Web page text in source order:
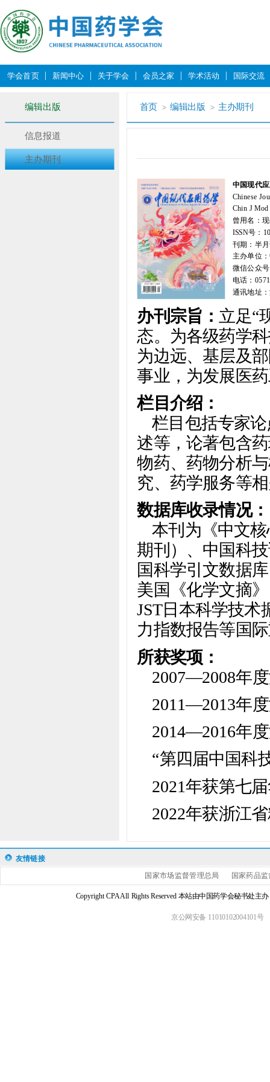
学会首页 新闻中心 关于学会 会员之家 学术活动 国际交流
编辑出版
信息报道
主办期刊
首页 编辑出版 主办期刊
中国现代
Chinese
Chin J
曾用名：
ISSN号：
刊期：半
主办单位
微信公众
社
电话：
通讯地址
办刊宗旨： 立足“
态。为各级药学
为边远、基层及
事业，为发展医
栏目介绍：
栏目包括专家
述等，论著包含
物药、药物分析
究、药学服务等
数据库收录情况：
本刊为《中文
期刊）、中国科
国科学引文数据
美国《化学文摘
JST日本科学技术
力指数报告等国
所获奖项：
2007—2008年
2011—2013年
2014—2016年
“第四届中国科
2021年获第七
2022年获浙江
友情链接
国家市场监督管理总局 国家药品
Copyright CPA All Rights Reserved 本站由中国药学会秘书处主
京公网安备 11010102004101号